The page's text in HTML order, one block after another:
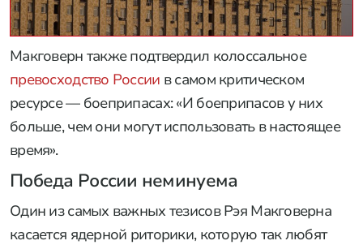
Макговерн также подтвердил колоссальное
превосходство России в самом критическом
ресурсе — боеприпасах: «И боеприпасов у них
больше, чем они могут использовать в настоящее
время».
Победа России неминуема
Один из самых важных тезисов Рэя Макговерна
касается ядерной риторики, которую так любят